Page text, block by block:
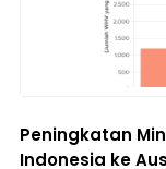
Peningkatan
Indonesia ke